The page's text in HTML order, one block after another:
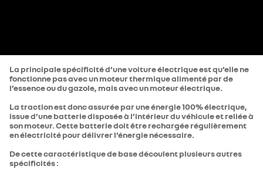
La principale spécificité d’une voiture électrique est qu’elle ne
fonctionne pas avec un moteur thermique alimenté par de
l’essence ou du gazole, mais avec un moteur électrique.
La traction est donc assurée par une énergie 100% électrique,
issue d’une batterie disposée à l’intérieur du véhicule et reliée à
son moteur. Cette batterie doit être rechargée régulièrement
en électricité pour délivrer l’énergie nécessaire.
De cette caractéristique de base découlent plusieurs autres
spécificités :